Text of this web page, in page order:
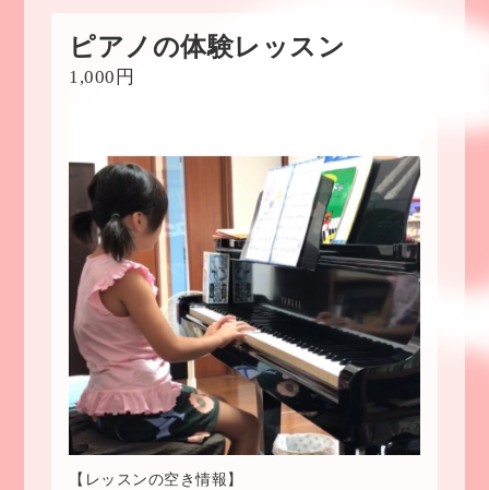
ピアノの体験レッスン
1,000円
【レッスンの空き情報】